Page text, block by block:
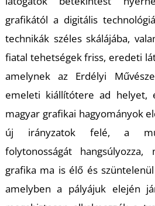
grafikától a digitális
technikák széles skálájába,
fiatal tehetségek friss, eredeti
amelynek az Erdélyi
emeleti kiállítótere ad helyet,
magyar grafikai hagyományok
új irányzatok felé, a
folytonosságát
grafika ma is élő és
amelyben a pályájuk elején